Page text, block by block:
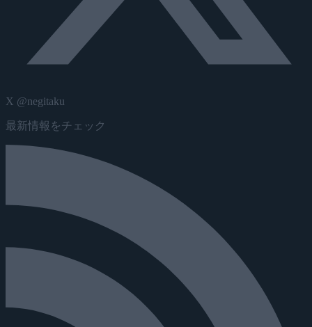
X @negitaku
最新情報をチェック